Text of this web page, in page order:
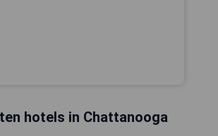
hotels in Chattanooga